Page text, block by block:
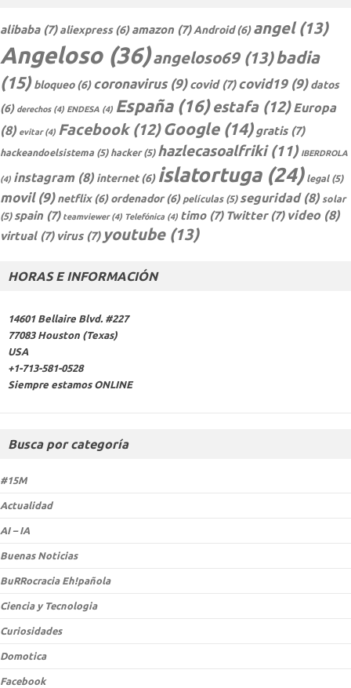
alibaba(7) aliexpress(6) amazon (7) Android(6) angel(13)
Angeloso(36)angeloso69(13) badia
(15) bloqueo(6) coronavirus(9) covid(7) covid19(9) datos
(6) derechos(4) ENDESA (4) España(16) estafa(12) Europa
(8) evitar(4) Facebook(12) Google(14) gratis(7)
hackeandoelsistema (5) hacker(5) hazlecasoalfriki(11) IBERDROLA
(4) instagram(8) internet(6) islatortuga(24) legal(5)
movil(9) netflix(6) ordenador(6) películas(5) seguridad(8) solar
(5) spain (7) teamviewer(4) Telefónica (4) timo(7) Twitter(7) video(8)
virtual(7) virus(7) youtube(13)
HORAS E INFORMACIÓN
14601 Bellaire Blvd. #227
77083 Houston (Texas)
USA
+1-713-581-0528
Siempre estamos ONLINE
Busca por categoría
#15M
Actualidad
AI – IA
Buenas Noticias
BuRRocracia Eh!pañola
Ciencia y Tecnologia
Curiosidades
Domotica
Facebook